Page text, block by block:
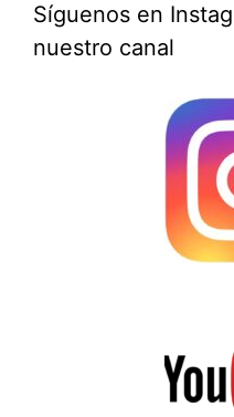
Síguenos en
nuestro canal